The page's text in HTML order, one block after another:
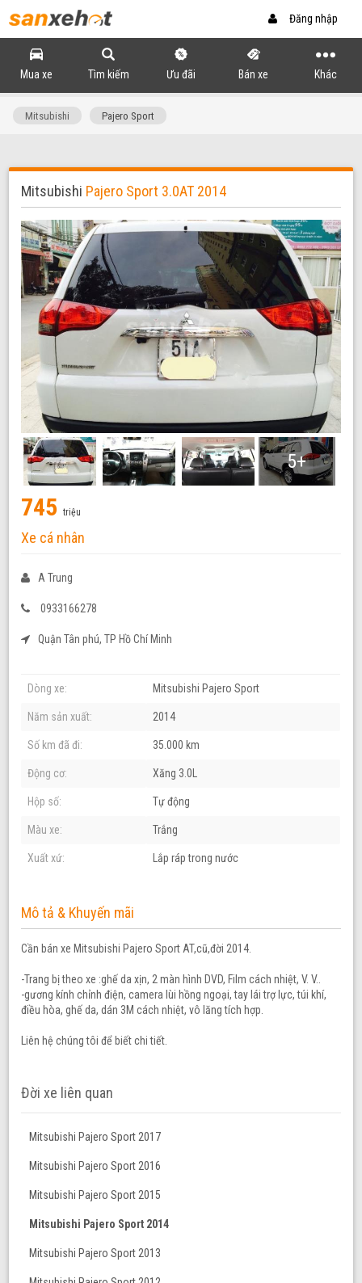
Đăng nhập
Mua xe Tìm kiếm Ưu đãi Bán xe Khác
Mitsubishi Pajero Sport
Mitsubishi Pajero Sport 3.0AT 2014
5+
745triệu
Xe cá nhân
A Trung
0933166278
Quận Tân phú, TP Hồ Chí Minh
Dòng xe: Mitsubishi Pajero Sport
Năm sản xuất: 2014
Số km đã đi: 35.000 km
Động cơ: Xăng 3.0L
Hộp số: Tự động
Màu xe: Trắng
Xuất xứ: Lắp ráp trong nước
Mô tả & Khuyến mãi
Cần bán xe Mitsubishi Pajero Sport AT,cũ,đời 2014.
-Trang bị theo xe :ghế da xịn, 2 màn hình DVD, Film cách nhiệt, V. V..
-gương kính chỉnh điện, camera lùi hồng ngoại, tay lái trợ lực, túi khí,
điều hòa, ghế da, dán 3M cách nhiệt, vô lăng tích hợp.
Liên hệ chúng tôi để biết chi tiết.
Đời xe liên quan
Mitsubishi Pajero Sport 2017
Mitsubishi Pajero Sport 2016
Mitsubishi Pajero Sport 2015
Mitsubishi Pajero Sport 2014
Mitsubishi Pajero Sport 2013